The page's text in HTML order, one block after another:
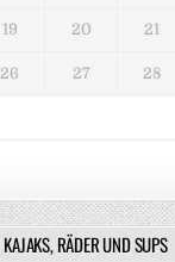
19 20 21
26 27 28
KAJAKS, RÄDER UND SUPS